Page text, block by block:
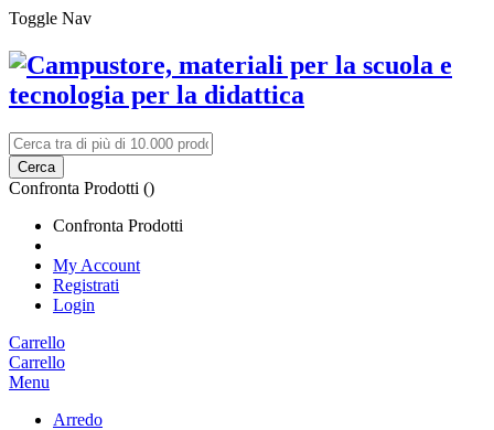
Toggle Nav
Cerca
Confronta Prodotti ()
Confronta Prodotti
My Account
Registrati
Login
Carrello
Carrello
Menu
Arredo